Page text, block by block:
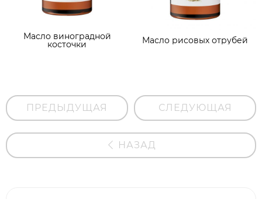
Масло виноградной
косточки Масло рисовых отрубей
ПРЕДЫДУЩАЯ СЛЕДУЮЩАЯ
НАЗАД